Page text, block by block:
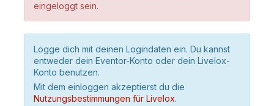
eingeloggt sein.
Logge dich mit deinen Logindaten ein. Du kannst
entweder dein Eventor-Konto oder dein Livelox-
Konto benutzen.
Mit dem einloggen akzeptierst du die
Nutzungsbestimmungen für Livelox.